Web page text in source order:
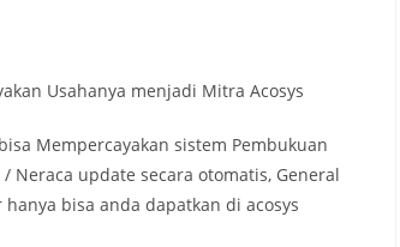
Usahanya menjadi Mitra Acosys
Mempercayakan sistem Pembukuan
Neraca update secara otomatis, General
hanya bisa anda dapatkan di acosys